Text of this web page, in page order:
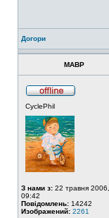
Догори
MABP
CyclePhil
З нами з: 22 травня 2006,
09:42
Повідомлень: 14242
Изображений: 2261